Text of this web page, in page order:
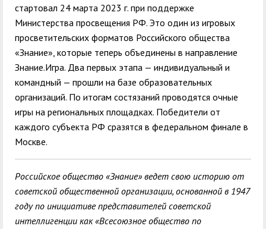
стартовал 24 марта 2023 г. при поддержке
Министерства просвещения РФ. Это один из игровых
просветительских форматов Российского общества
«Знание», которые теперь объединены в направление
Знание.Игра. Два первых этапа — индивидуальный и
командный — прошли на базе образовательных
организаций. По итогам состязаний проводятся очные
игры на региональных площадках. Победители от
каждого субъекта РФ сразятся в федеральном финале в
Москве.
Российское общество «Знание» ведет свою историю от
советской общественной организации, основанной в 1947
году по инициативе представителей советской
интеллигенции как «Всесоюзное общество по